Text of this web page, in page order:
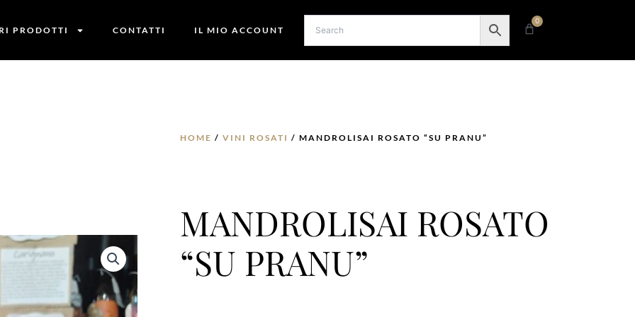
PRODOTTI CONTATTI IL MIO ACCOUNT
0
Carrello
HOME / VINI ROSATI / MANDROLISAI ROSATO “SU PRANU”
MANDROLISAI ROSATO
“SU PRANU”